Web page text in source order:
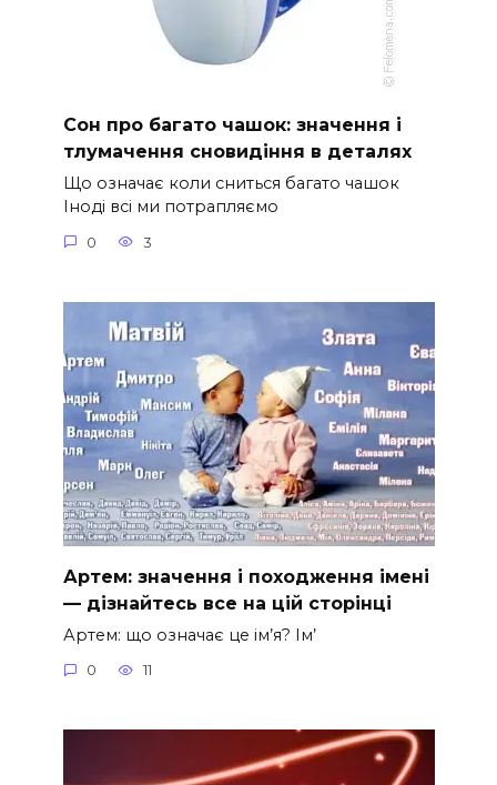
Сон про багато чашок: значення і
тлумачення сновидіння в деталях
Що означає коли сниться багато чашок
Іноді всі ми потрапляємо
0 3
Артем: значення і походження імені
— дізнайтесь все на цій сторінці
Артем: що означає це ім’я? Ім’
0 11